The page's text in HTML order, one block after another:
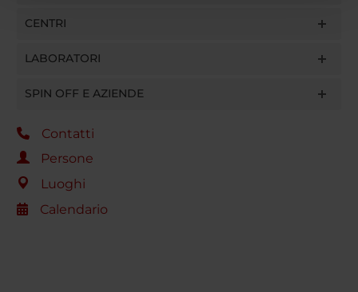
con altre informazioni che hai fornito loro o che hanno
CENTRI
LABORATORI
SPIN OFF E AZIENDE
Contatti
Persone
Luoghi
Calendario